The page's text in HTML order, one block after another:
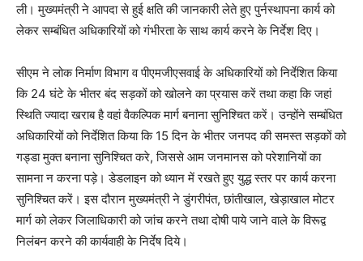
ली। मुख्यमंत्री ने आपदा से हुई क्षति की जानकारी लेते हुए पुर्नस्थापना कार्य को
लेकर सम्बंधित अधिकारियों को गंभीरता के साथ कार्य करने के निर्देश दिए।
सीएम ने लोक निर्माण विभाग व पीएमजीएसवाई के अधिकारियों को निर्देशित किया
कि 24 घंटे के भीतर बंद सड़कों को खोलने का प्रयास करें तथा कहा कि जहां
स्थिति ज्यादा खराब है वहां वैकल्पिक मार्ग बनाना सुनिश्चित करें। उन्होंने सम्बंधित
अधिकारियों को निर्देशित किया कि 15 दिन के भीतर जनपद की समस्त सड़कों को
गड्डा मुक्त बनाना सुनिश्चित करे, जिससे आम जनमानस को परेशानियों का
सामना न करना पड़े। डेडलाइन को ध्यान में रखते हुए युद्ध स्तर पर कार्य करना
सुनिश्चित करें। इस दौरान मुख्यमंत्री ने डुंगरीपंत, छांतीखाल, खेड़ाखाल मोटर
मार्ग को लेकर जिलाधिकारी को जांच करने तथा दोषी पाये जाने वाले के विरूद्व
निलंबन करने की कार्यवाही के निर्देष दिये।